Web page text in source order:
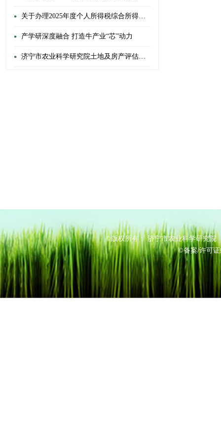
关于办理2025年度个人所得税综合所得汇算清缴的通知
产学研深度融合 打造牛产业“芯”动力
济宁市农业科学研究院土地及房产评估选聘项目项目成交结果公告
©版权所有： 济宁市农业科学研究
©备案/许可证